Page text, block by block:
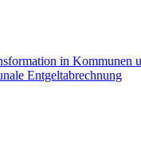
in Kommunen
Entgeltabrechnung